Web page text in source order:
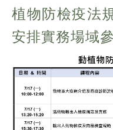
植物防檢疫法
安排實務場域參